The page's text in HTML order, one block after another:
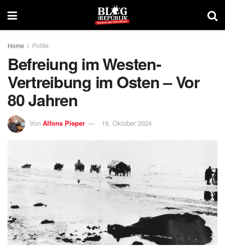
Home Politik
Befreiung im Westen-
Vertreibung im Osten – Vor
80 Jahren
Von Alfons Pieper 19. Oktober 2024